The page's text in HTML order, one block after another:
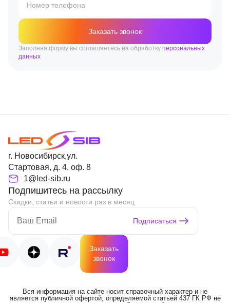
Номер телефона
Заказать звонок
Заполняя форму вы соглашаетесь на обработку персональных
данных
г. Новосибирск,ул.
Стартовая, д. 4, оф. 8
1@led-sib.ru
Подпишитесь на рассылку
Скидки, статьи и новости раз в месяц
Подписаться
Заказать
звонок
Вся информация на сайте носит справочный характер и не
является публичной офертой, определяемой статьей 437 ГК РФ не